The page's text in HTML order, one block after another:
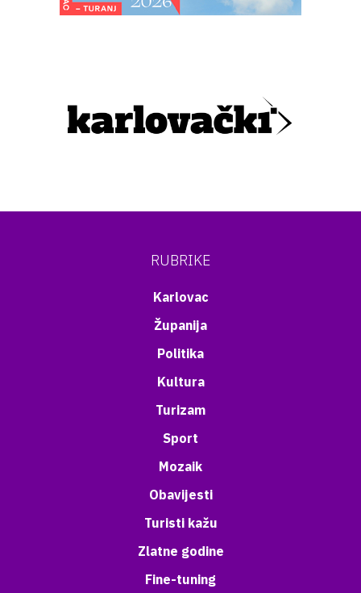
RUBRIKE
Karlovac
Županija
Politika
Kultura
Turizam
Sport
Mozaik
Obavijesti
Turisti kažu
Zlatne godine
Fine-tuning